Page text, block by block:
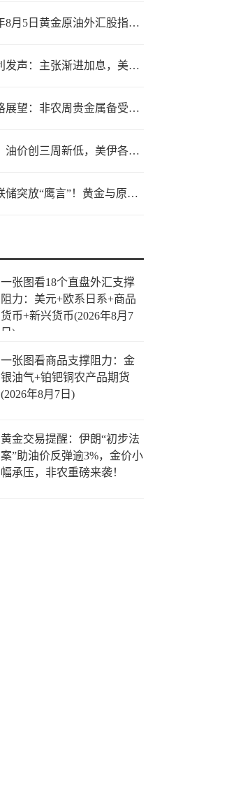
一张图：2026年8月5日黄金原油外汇股指“枢纽点+多空持仓信号”一览
美联储卡什卡利发声：主张渐进加息，美联储内部政策分歧
黄金与白银价格展望：非农周贵金属备受关注，黄金测试关键突破位
原油交易提醒：油价创三周新低，美伊各执一词，航运袭击不断，警惕多头反扑！
非农前夜，美联储突放“鹰言”！黄金与原油为何联手反攻？
一张图看18个直盘外汇支撑
阻力：美元+欧系日系+商品
货币+新兴货币(2026年8月7
日)
一张图看商品支撑阻力：金
银油气+铂钯铜农产品期货
(2026年8月7日)
黄金交易提醒：伊朗“初步法
案”助油价反弹逾3%，金价小
幅承压，非农重磅来袭！